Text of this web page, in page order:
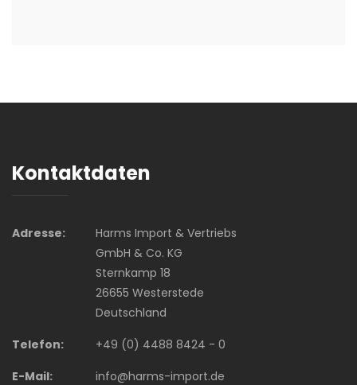
Kontaktdaten
Adresse:
Harms Import & Vertriebs
GmbH & Co. KG
Sternkamp 18
26655 Westerstede
Deutschland
Telefon:
+49 (0) 4488 8424 - 0
E-Mail:
info@harms-import.de